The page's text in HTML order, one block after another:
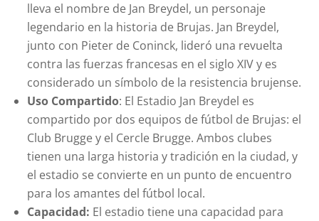
lleva el nombre de Jan Breydel, un personaje
legendario en la historia de Brujas. Jan Breydel,
junto con Pieter de Coninck, lideró una revuelta
contra las fuerzas francesas en el siglo XIV y es
considerado un símbolo de la resistencia brujense.
Uso Compartido: El Estadio Jan Breydel es
compartido por dos equipos de fútbol de Brujas: el
Club Brugge y el Cercle Brugge. Ambos clubes
tienen una larga historia y tradición en la ciudad, y
el estadio se convierte en un punto de encuentro
para los amantes del fútbol local.
Capacidad: El estadio tiene una capacidad para